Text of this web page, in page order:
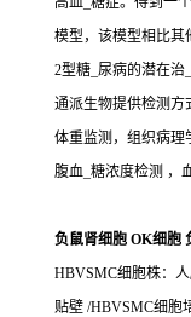
模型，该模型相比其
2型糖_尿病的潜在治
通派生物提供检测方
体重监测，组织病理
腹血_糖浓度检测 ，
负鼠肾细胞 OK细胞
HBVSMC细胞株：
贴壁 /HBVSMC细胞